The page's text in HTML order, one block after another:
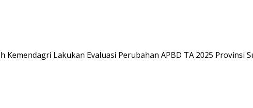
Lakukan Evaluasi Perubahan APBD TA 2025 Provinsi